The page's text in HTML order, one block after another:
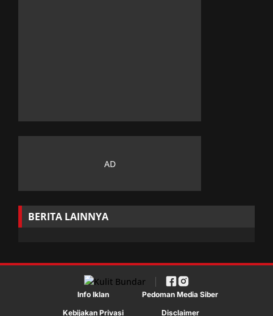
BERITA LAINNYA
Info Iklan
Pedoman Media Siber
Kebijakan Privasi
Disclaimer